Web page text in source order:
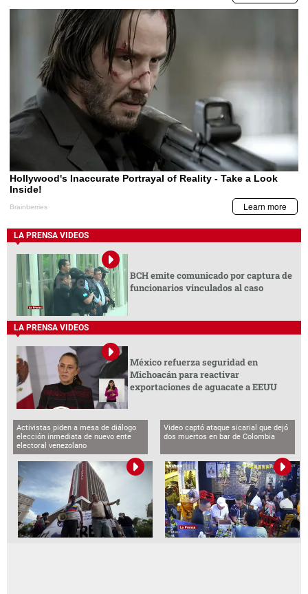
LA PRENSA VIDEOS
BCH emite comunicado por captura de
funcionarios vinculados al caso
LA PRENSA VIDEOS
México refuerza seguridad en
Michoacán para reactivar
exportaciones de aguacate a EEUU
Activistas piden a mesa de diálogo
elección inmediata de nuevo ente
electoral venezolano
Video captó ataque sicarial que dejó
dos muertos en bar de Colombia